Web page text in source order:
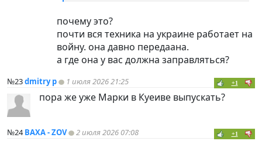
почему это?
почти вся техника на украине работает на
войну. она давно передаана.
а где она у вас должна заправляться?
№23dmitry p 1 июля 2026 21:25 +1
пора же уже Марки в Куеиве выпускать?
№24ВАХА - ZOV 2 июля 2026 07:08 +1